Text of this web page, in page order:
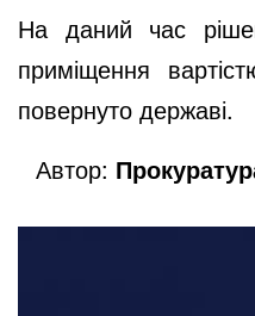
На даний час
приміщення
повернуто державі.
Автор: